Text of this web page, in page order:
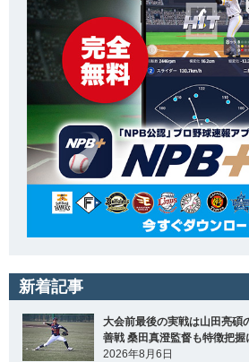
新着記事
大会前最後の実戦は山田亮碩
善戦 桑田真澄監督も特徴把握
2026年8月6日